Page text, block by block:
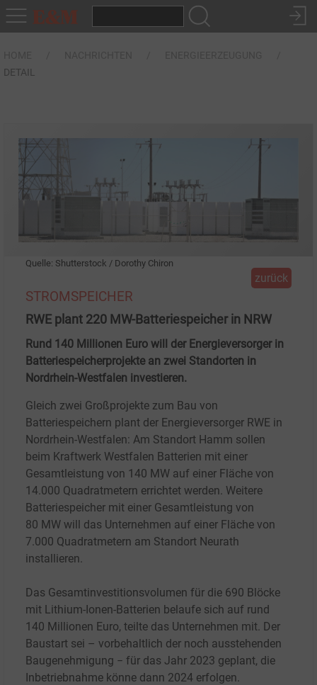
DETAIL
Quelle: Shutterstock / Dorothy Chiron
zurück
STROMSPEICHER
RWE plant 220 MW-Batteriespeicher in NRW
Rund 140 Millionen Euro will der Energieversorger in
Batteriespeicherprojekte an zwei Standorten in
Nordrhein-Westfalen investieren.
Gleich zwei Großprojekte zum Bau von
Batteriespeichern plant der Energieversorger RWE in
Nordrhein-Westfalen: Am Standort Hamm sollen
beim Kraftwerk Westfalen Batterien mit einer
Gesamtleistung von 140 MW auf einer Fläche von
14.000 Quadratmetern errichtet werden. Weitere
Batteriespeicher mit einer Gesamtleistung von
80 MW will das Unternehmen auf einer Fläche von
7.000 Quadratmetern am Standort Neurath
installieren.
Das Gesamtinvestitionsvolumen für die 690 Blöcke
mit Lithium-Ionen-Batterien belaufe sich auf rund
140 Millionen Euro, teilte das Unternehmen mit. Der
Baustart sei – vorbehaltlich der noch ausstehenden
Baugenehmigung − für das Jahr 2023 geplant, die
Inbetriebnahme könne dann 2024 erfolgen.